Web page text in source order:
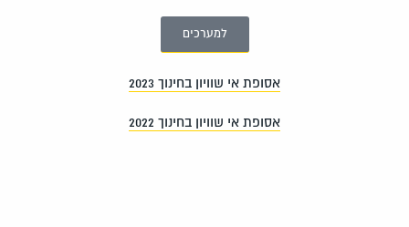
למערכים
אסופת אי שוויון בחינוך 2023
אסופת אי שוויון בחינוך 2022